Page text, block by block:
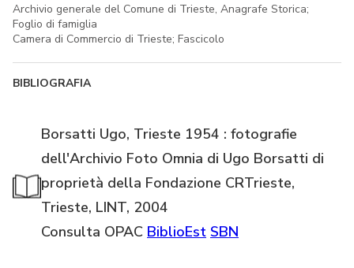
Archivio generale del Comune di Trieste, Anagrafe Storica;
Foglio di famiglia
Camera di Commercio di Trieste; Fascicolo
BIBLIOGRAFIA
Borsatti Ugo, Trieste 1954 : fotografie
dell'Archivio Foto Omnia di Ugo Borsatti di
proprietà della Fondazione CRTrieste,
Trieste, LINT, 2004
Consulta OPAC BiblioEst SBN